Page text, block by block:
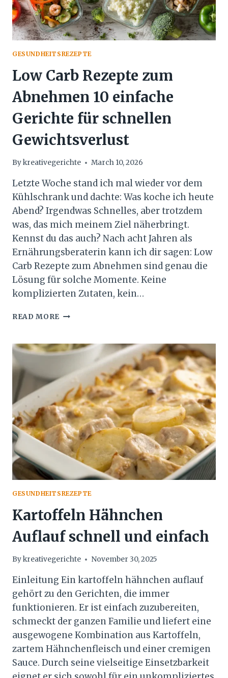
GESUNDHEITSREZEPTE
Low Carb Rezepte zum
Abnehmen 10 einfache
Gerichte für schnellen
Gewichtsverlust
Bykreativegerichte March 10, 2026
Letzte Woche stand ich mal wieder vor dem
Kühlschrank und dachte: Was koche ich heute
Abend? Irgendwas Schnelles, aber trotzdem
was, das mich meinem Ziel näherbringt.
Kennst du das auch? Nach acht Jahren als
Ernährungsberaterin kann ich dir sagen: Low
Carb Rezepte zum Abnehmen sind genau die
Lösung für solche Momente. Keine
komplizierten Zutaten, kein…
READ MORE LOW
ZUM
ABNEHMEN
EINFACHE
GERICHTE
FÜR
SCHNELLEN
GEWICHTSVERLUST
GESUNDHEITSREZEPTE
Kartoffeln Hähnchen
Auflauf schnell und einfach
Bykreativegerichte November 30, 2025
Einleitung Ein kartoffeln hähnchen auflauf
gehört zu den Gerichten, die immer
funktionieren. Er ist einfach zuzubereiten,
schmeckt der ganzen Familie und liefert eine
ausgewogene Kombination aus Kartoffeln,
zartem Hähnchenfleisch und einer cremigen
Sauce. Durch seine vielseitige Einsetzbarkeit